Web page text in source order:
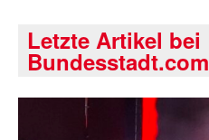
Letzte Artikel bei
Bundesstadt.com